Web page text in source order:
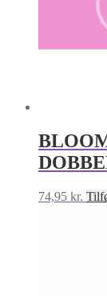
74,95 kr.